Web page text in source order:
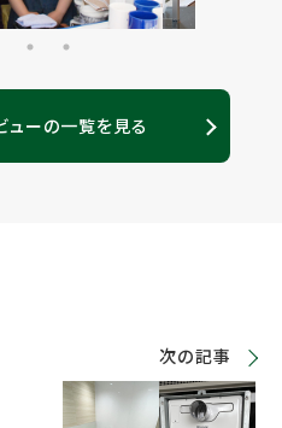
ューの一覧を見る
次の記事